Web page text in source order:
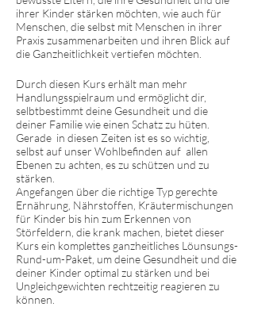
ihrer Kinder stärken möchten, wie auch für
Menschen, die selbst mit Menschen in ihrer
Praxis zusammenarbeiten und ihren Blick auf
die Ganzheitlichkeit vertiefen möchten.
Durch diesen Kurs erhält man mehr
Handlungsspielraum und ermöglicht dir,
selbtbestimmt deine Gesundheit und die
deiner Familie wie einen Schatz zu hüten.
Gerade in diesen Zeiten ist es so wichtig,
selbst auf unser Wohlbefinden auf allen
Ebenen zu achten, es zu schützen und zu
stärken.
Angefangen über die richtige Typ gerechte
Ernährung, Nährstoffen, Kräutermischungen
für Kinder bis hin zum Erkennen von
Störfeldern, die krank machen, bietet dieser
Kurs ein komplettes ganzheitliches Löunsungs-
Rund-um-Paket, um deine Gesundheit und die
deiner Kinder optimal zu stärken und bei
Ungleichgewichten rechtzeitig reagieren zu
können.